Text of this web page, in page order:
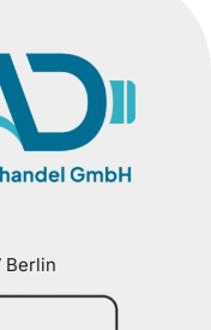
Berlin